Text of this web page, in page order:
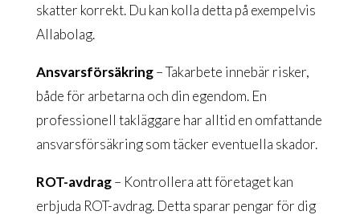
skatter korrekt. Du kan kolla detta på exempelvis
Allabolag.
Ansvarsförsäkring– Takarbete innebär risker,
både för arbetarna och din egendom. En
professionell takläggare har alltid en omfattande
ansvarsförsäkring som täcker eventuella skador.
ROT-avdrag– Kontrollera att företaget kan
erbjuda ROT-avdrag. Detta sparar pengar för dig